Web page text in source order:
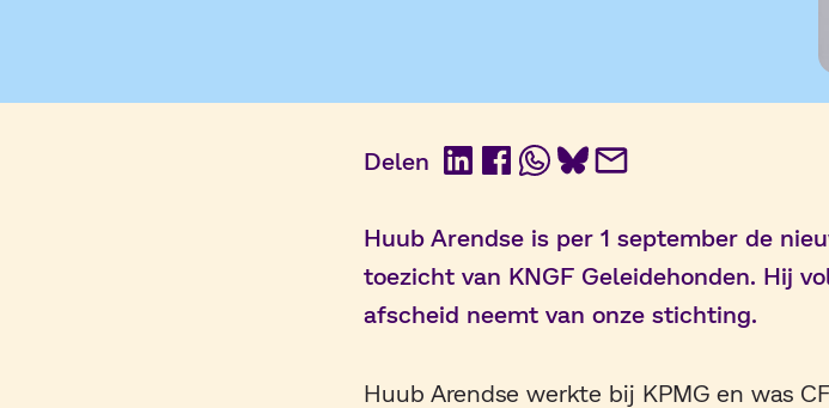
Delen
LinkedIn
Facebook
WhatsApp
BlueSky
E-
Huub Arendse is per 1 september de
toezicht van KNGF Geleidehonden. Hij
afscheid neemt van onze stichting.
Huub Arendse werkte bij KPMG en was